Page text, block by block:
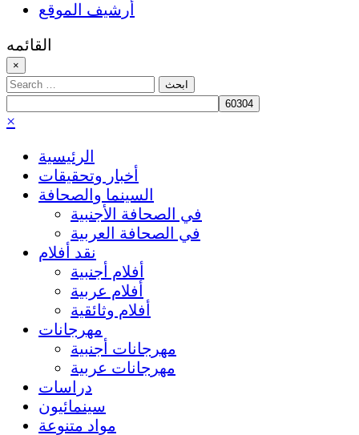
أرشيف الموقع
القائمه
×
Search
for:
×
الرئيسية
أخبار وتحقيقات
السينما والصحافة
في الصحافة الأجنبية
في الصحافة العربية
نقد أفلام
أفلام أجنبية
أفلام عربية
أفلام وثائقية
مهرجانات
مهرجانات أجنبية
مهرجانات عربية
دراسات
سينمائيون
مواد متنوعة